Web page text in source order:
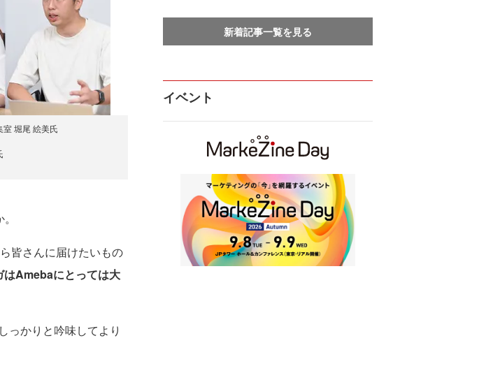
堀尾 絵美氏
皆さんに届けたいもの
はAmebaにとっては大
っかりと吟味してより
新着記事一覧を見る
イベント